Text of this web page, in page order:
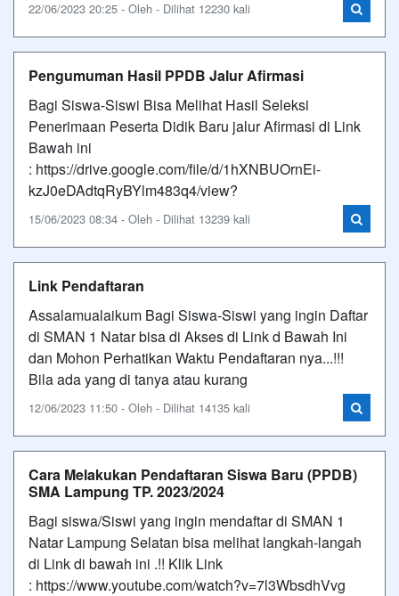
22/06/2023 20:25 - Oleh - Dilihat 12230 kali
Pengumuman Hasil PPDB Jalur Afirmasi
Bagi Siswa-Siswi Bisa Melihat Hasil Seleksi
Penerimaan Peserta Didik Baru jalur Afirmasi di Link
Bawah ini
: https://drive.google.com/file/d/1hXNBUOrnEi-
kzJ0eDAdtqRyBYlm483q4/view?
15/06/2023 08:34 - Oleh - Dilihat 13239 kali
Link Pendaftaran
Assalamualaikum Bagi Siswa-Siswi yang ingin Daftar
di SMAN 1 Natar bisa di Akses di Link d Bawah Ini
dan Mohon Perhatikan Waktu Pendaftaran nya...!!!
Bila ada yang di tanya atau kurang
12/06/2023 11:50 - Oleh - Dilihat 14135 kali
Cara Melakukan Pendaftaran Siswa Baru (PPDB)
SMA Lampung TP. 2023/2024
Bagi siswa/Siswi yang ingin mendaftar di SMAN 1
Natar Lampung Selatan bisa melihat langkah-langah
di Link di bawah ini .!! Klik Link
: https://www.youtube.com/watch?v=7l3WbsdhVvg